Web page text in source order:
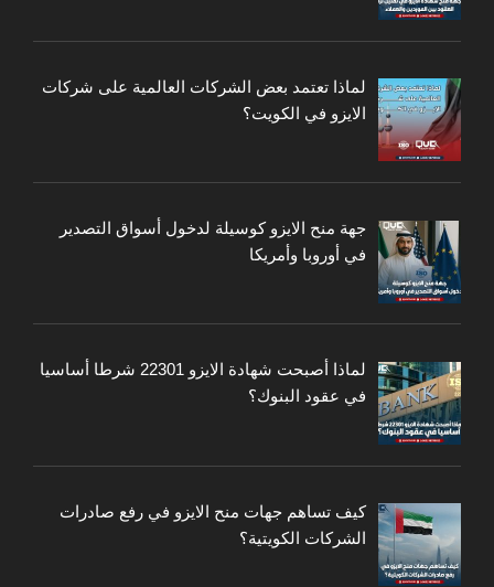
لماذا تعتمد بعض الشركات العالمية على شركات
الايزو في الكويت؟
جهة منح الايزو كوسيلة لدخول أسواق التصدير
في أوروبا وأمريكا
لماذا أصبحت شهادة الايزو 22301 شرطا أساسيا
في عقود البنوك؟
كيف تساهم جهات منح الايزو في رفع صادرات
الشركات الكويتية؟